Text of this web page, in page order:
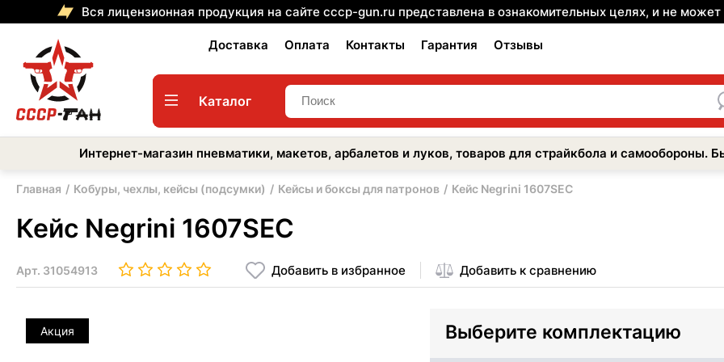
Вся лицензионная продукция на сайте cccp-gun.ru представлена в ознакомительных целях, и не
Доставка Оплата Контакты Гарантия Отзывы
Каталог
Интернет-магазин пневматики, макетов, арбалетов и луков, товаров для страйкбола и самообороны.
Главная Кобуры, чехлы, кейсы (подсумки) Кейсы и боксы для патронов Кейс Negrini 1607SEC
Кейс Negrini 1607SEC
Арт. 31054913 Добавить в избранное Добавить к сравнению
Акция Выберите комплектацию